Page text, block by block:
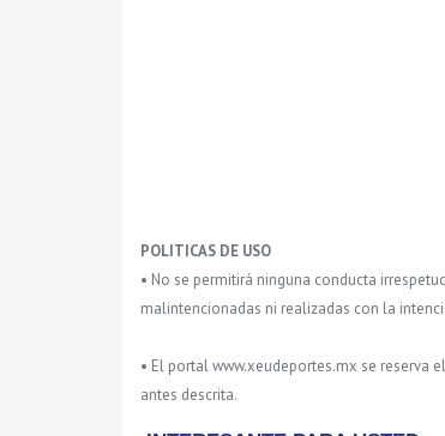
POLITICAS DE USO
• No se permitirá ninguna conducta
malintencionadas ni realizadas con la
• El portal www.xeudeportes.mx se reserva
antes descrita.